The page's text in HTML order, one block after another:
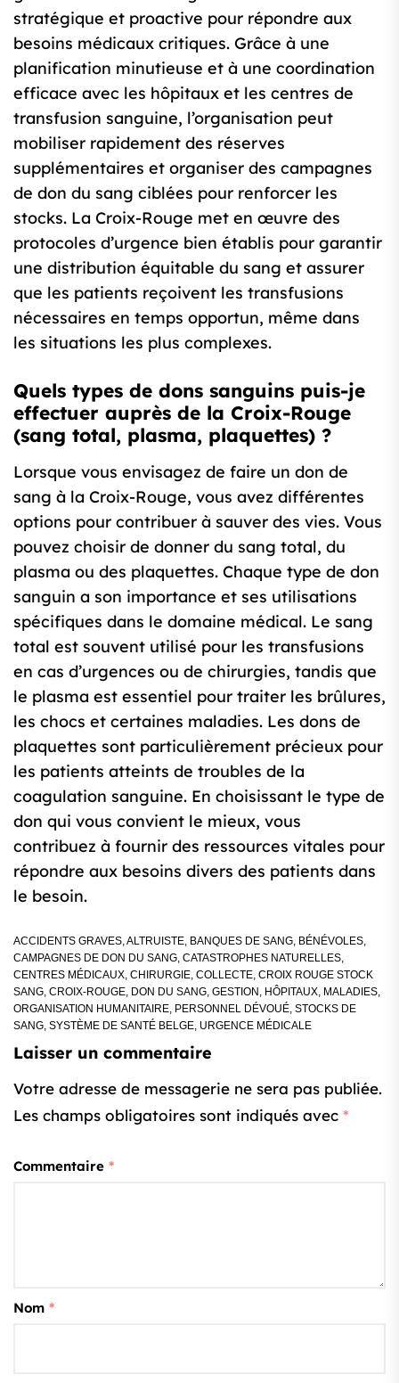
stratégique et proactive pour répondre aux
besoins médicaux critiques. Grâce à une
planification minutieuse et à une coordination
efficace avec les hôpitaux et les centres de
transfusion sanguine, l’organisation peut
mobiliser rapidement des réserves
supplémentaires et organiser des campagnes
de don du sang ciblées pour renforcer les
stocks. La Croix-Rouge met en œuvre des
protocoles d’urgence bien établis pour garantir
une distribution équitable du sang et assurer
que les patients reçoivent les transfusions
nécessaires en temps opportun, même dans
les situations les plus complexes.
Quels types de dons sanguins puis-je
effectuer auprès de la Croix-Rouge
(sang total, plasma, plaquettes) ?
Lorsque vous envisagez de faire un don de
sang à la Croix-Rouge, vous avez différentes
options pour contribuer à sauver des vies. Vous
pouvez choisir de donner du sang total, du
plasma ou des plaquettes. Chaque type de don
sanguin a son importance et ses utilisations
spécifiques dans le domaine médical. Le sang
total est souvent utilisé pour les transfusions
en cas d’urgences ou de chirurgies, tandis que
le plasma est essentiel pour traiter les brûlures,
les chocs et certaines maladies. Les dons de
plaquettes sont particulièrement précieux pour
les patients atteints de troubles de la
coagulation sanguine. En choisissant le type de
don qui vous convient le mieux, vous
contribuez à fournir des ressources vitales pour
répondre aux besoins divers des patients dans
le besoin.
ACCIDENTS GRAVES,ALTRUISTE, BANQUES DE SANG, BÉNÉVOLES,
CAMPAGNES DE DON DU SANG, CATASTROPHES NATURELLES,
CENTRES MÉDICAUX, CHIRURGIE, COLLECTE, CROIX ROUGE STOCK
SANG, CROIX-ROUGE, DON DU SANG, GESTION , HÔPITAUX, MALADIES,
ORGANISATION HUMANITAIRE, PERSONNEL DÉVOUÉ, STOCKS DE
SANG, SYSTÈME DE SANTÉ BELGE, URGENCE MÉDICALE
Laisser un commentaire
Votre adresse de messagerie ne sera pas publiée.
Les champs obligatoires sont indiqués avec *
Commentaire *
Nom *